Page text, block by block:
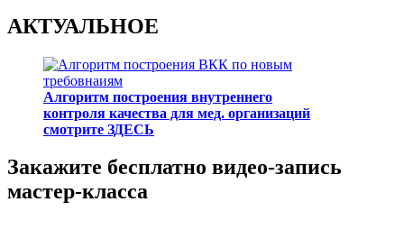
АКТУАЛЬНОЕ
Алгоритм построения внутреннего
контроля качества для мед. организаций
смотрите ЗДЕСЬ
Закажите бесплатно видео-запись
мастер-класса